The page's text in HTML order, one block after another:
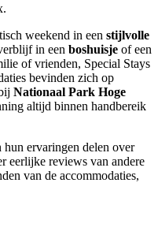
weekend in een stijlvolle
in een boshuisje of een
of vrienden, Special Stays
bevinden zich op
Nationaal Park Hoge
altijd binnen handbereik
hun ervaringen delen over
eerlijke reviews van andere
van de accommodaties,